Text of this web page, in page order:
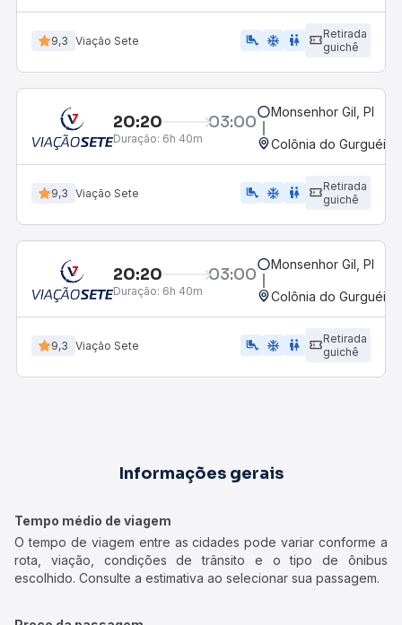
9,3 Viação Sete airline_seat_legroom_extra ac_unit WC
Retirada
guichê
20:20 03:00
Duração: 6h 40m
Monsenhor Gil, PI
Colônia do Gurguéia,
9,3 Viação Sete airline_seat_legroom_extra ac_unit wc
Retirada
guichê
20:20 03:00
Duração: 6h 40m
Monsenhor Gil, PI
Colônia do Gurguéia,
9,3 Viação Sete airline_seat_legroom_extra ac_unit wc
Retirada
guichê
Informações gerais
Tempo médio de viagem
O tempo de viagem entre as cidades pode variar conforme a
rota, viação, condições de trânsito e o tipo de ônibus
escolhido. Consulte a estimativa ao selecionar sua passagem.